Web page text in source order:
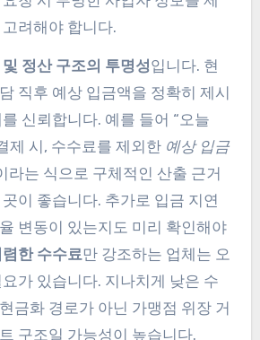
려해야 합니다.
정산 구조의 투명성입니다. 현
직후 예상 입금액을 정확히 제시
신뢰합니다. 예를 들어 “오늘
제 시, 수수료를 제외한 예상 입금
라는 식으로 구체적인 산출 근거
이 좋습니다. 추가로 입금 지연
변동이 있는지도 미리 확인해야
한 수수료 만 강조하는 업체는 오
가 있습니다. 지나치게 낮은 수
금화 경로가 아닌 가맹점 위장 거
구조일 가능성이 높습니다.